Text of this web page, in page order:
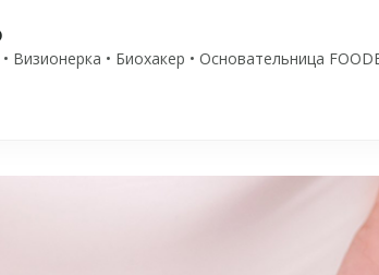
Визионерка • Биохакер • Основательница